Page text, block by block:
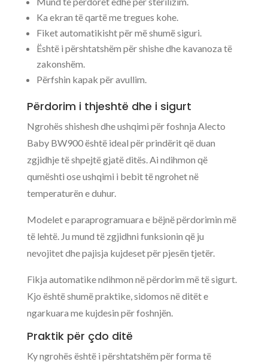
Ka ekran të qartë me tregues kohe.
Fiket automatikisht për më shumë siguri.
Është i përshtatshëm për shishe dhe kavanoza të
zakonshëm.
Përfshin kapak për avullim.
Përdorim i thjeshtë dhe i sigurt
Ngrohës shishesh dhe ushqimi për foshnja Alecto
Baby BW900 është ideal për prindërit që duan
zgjidhje të shpejtë gjatë ditës. Ai ndihmon që
qumështi ose ushqimi i bebit të ngrohet në
temperaturën e duhur.
Modelet e paraprogramuara e bëjnë përdorimin më
të lehtë. Ju mund të zgjidhni funksionin që ju
nevojitet dhe pajisja kujdeset për pjesën tjetër.
Fikja automatike ndihmon në përdorim më të sigurt.
Kjo është shumë praktike, sidomos në ditët e
ngarkuara me kujdesin për foshnjën.
Praktik për çdo ditë
Ky ngrohës është i përshtatshëm për forma të